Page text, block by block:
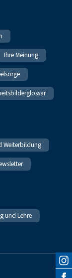
Ihre Meinung
Weiterbildung
und Lehre